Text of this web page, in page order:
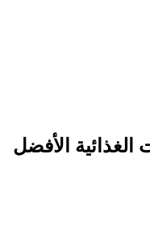
الغذائية الأفضل